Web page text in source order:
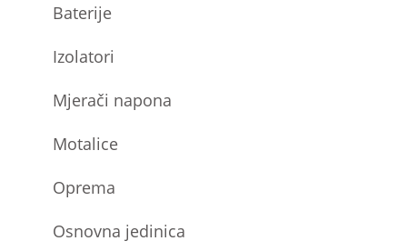
Baterije
Izolatori
Mjerači napona
Motalice
Oprema
Osnovna jedinica